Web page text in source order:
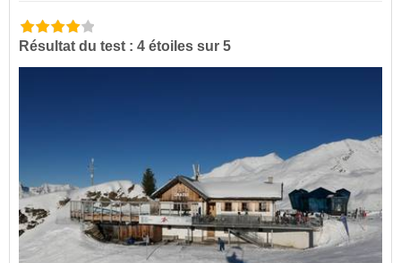
Résultat du test : 4 étoiles sur 5